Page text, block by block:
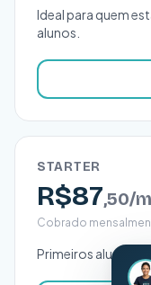
Ideal para quem
alunos.
STARTER
R$87,50/
Cobrado
Primeiros alunos